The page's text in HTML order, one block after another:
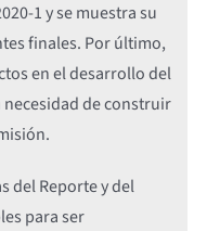
1 y se muestra su
finales. Por último,
en el desarrollo del
de construir
del Reporte y del
para ser